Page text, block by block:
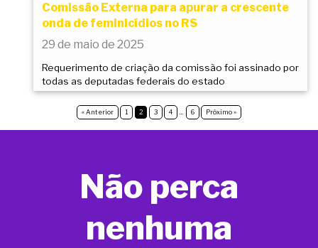
Comissão Externa para apurar a crescente
onda de feminicídios no RS
29 de maio de 2025
Requerimento de criação da comissão foi assinado por
todas as deputadas federais do estado
« Anterior 1 2 3 4 6 Próximo »
Não perca
nenhuma